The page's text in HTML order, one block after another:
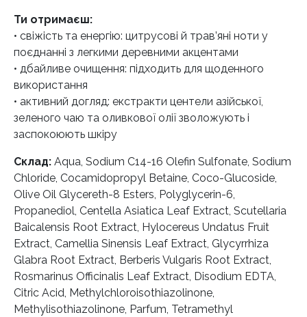
Ти отримаєш:
• свіжість та енергію: цитрусові й трав’яні ноти у
поєднанні з легкими деревними акцентами
• дбайливе очищення: підходить для щоденного
використання
• активний догляд: екстракти центели азійської,
зеленого чаю та оливкової олії зволожують і
заспокоюють шкіру
Склад: Aqua, Sodium C14-16 Olefin Sulfonate, Sodium
Chloride, Cocamidopropyl Betaine, Coco-Glucoside,
Olive Oil Glycereth-8 Esters, Polyglycerin-6,
Propanediol, Centella Asiatica Leaf Extract, Scutellaria
Baicalensis Root Extract, Hylocereus Undatus Fruit
Extract, Camellia Sinensis Leaf Extract, Glycyrrhiza
Glabra Root Extract, Berberis Vulgaris Root Extract,
Rosmarinus Officinalis Leaf Extract, Disodium EDTA,
Citric Acid, Methylchloroisothiazolinone,
Methylisothiazolinone, Parfum, Tetramethyl